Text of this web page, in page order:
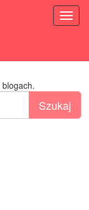
blogach.